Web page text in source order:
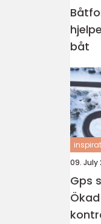
båt
09. July
Gps